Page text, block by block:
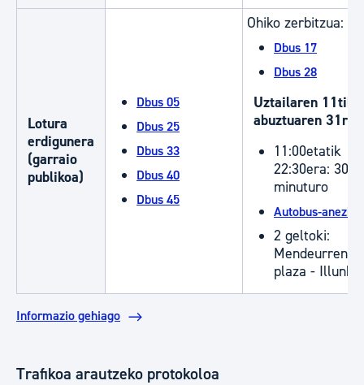
Lotura
erdigunera
(garraio
publikoa)
Dbus 05
Dbus 25
Dbus 33
Dbus 40
Dbus 45
Ohiko zerbitzua:
Dbus 17
Dbus 28
Uztailaren 11tik
abuztuaren 31ra
11:00etatik
22:30era: 30
minuturo
Autobus-anezka
2 geltoki:
plaza - Illunbe
Informazio gehiago
Trafikoa arautzeko protokoloa